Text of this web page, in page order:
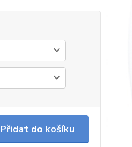
Přidat do košíku